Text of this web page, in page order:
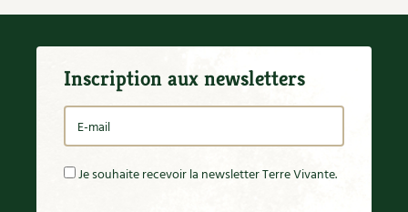
Inscription aux newsletters
Je souhaite recevoir la newsletter Terre Vivante.